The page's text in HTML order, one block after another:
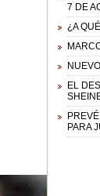
7 DE
¿A
EL
PARA